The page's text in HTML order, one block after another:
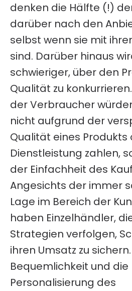
denken die Hälfte (!)
darüber nach den
selbst wenn sie mit
sind. Darüber hinaus
schwieriger, über den
Qualität zu
der Verbraucher
nicht aufgrund der
Qualität eines Produkts
Dienstleistung zahlen,
der Einfachheit des
Angesichts der immer
Lage im Bereich der
haben Einzelhändler,
Strategien verfolgen,
ihren Umsatz zu sichern.
Bequemlichkeit und die
Personalisierung des